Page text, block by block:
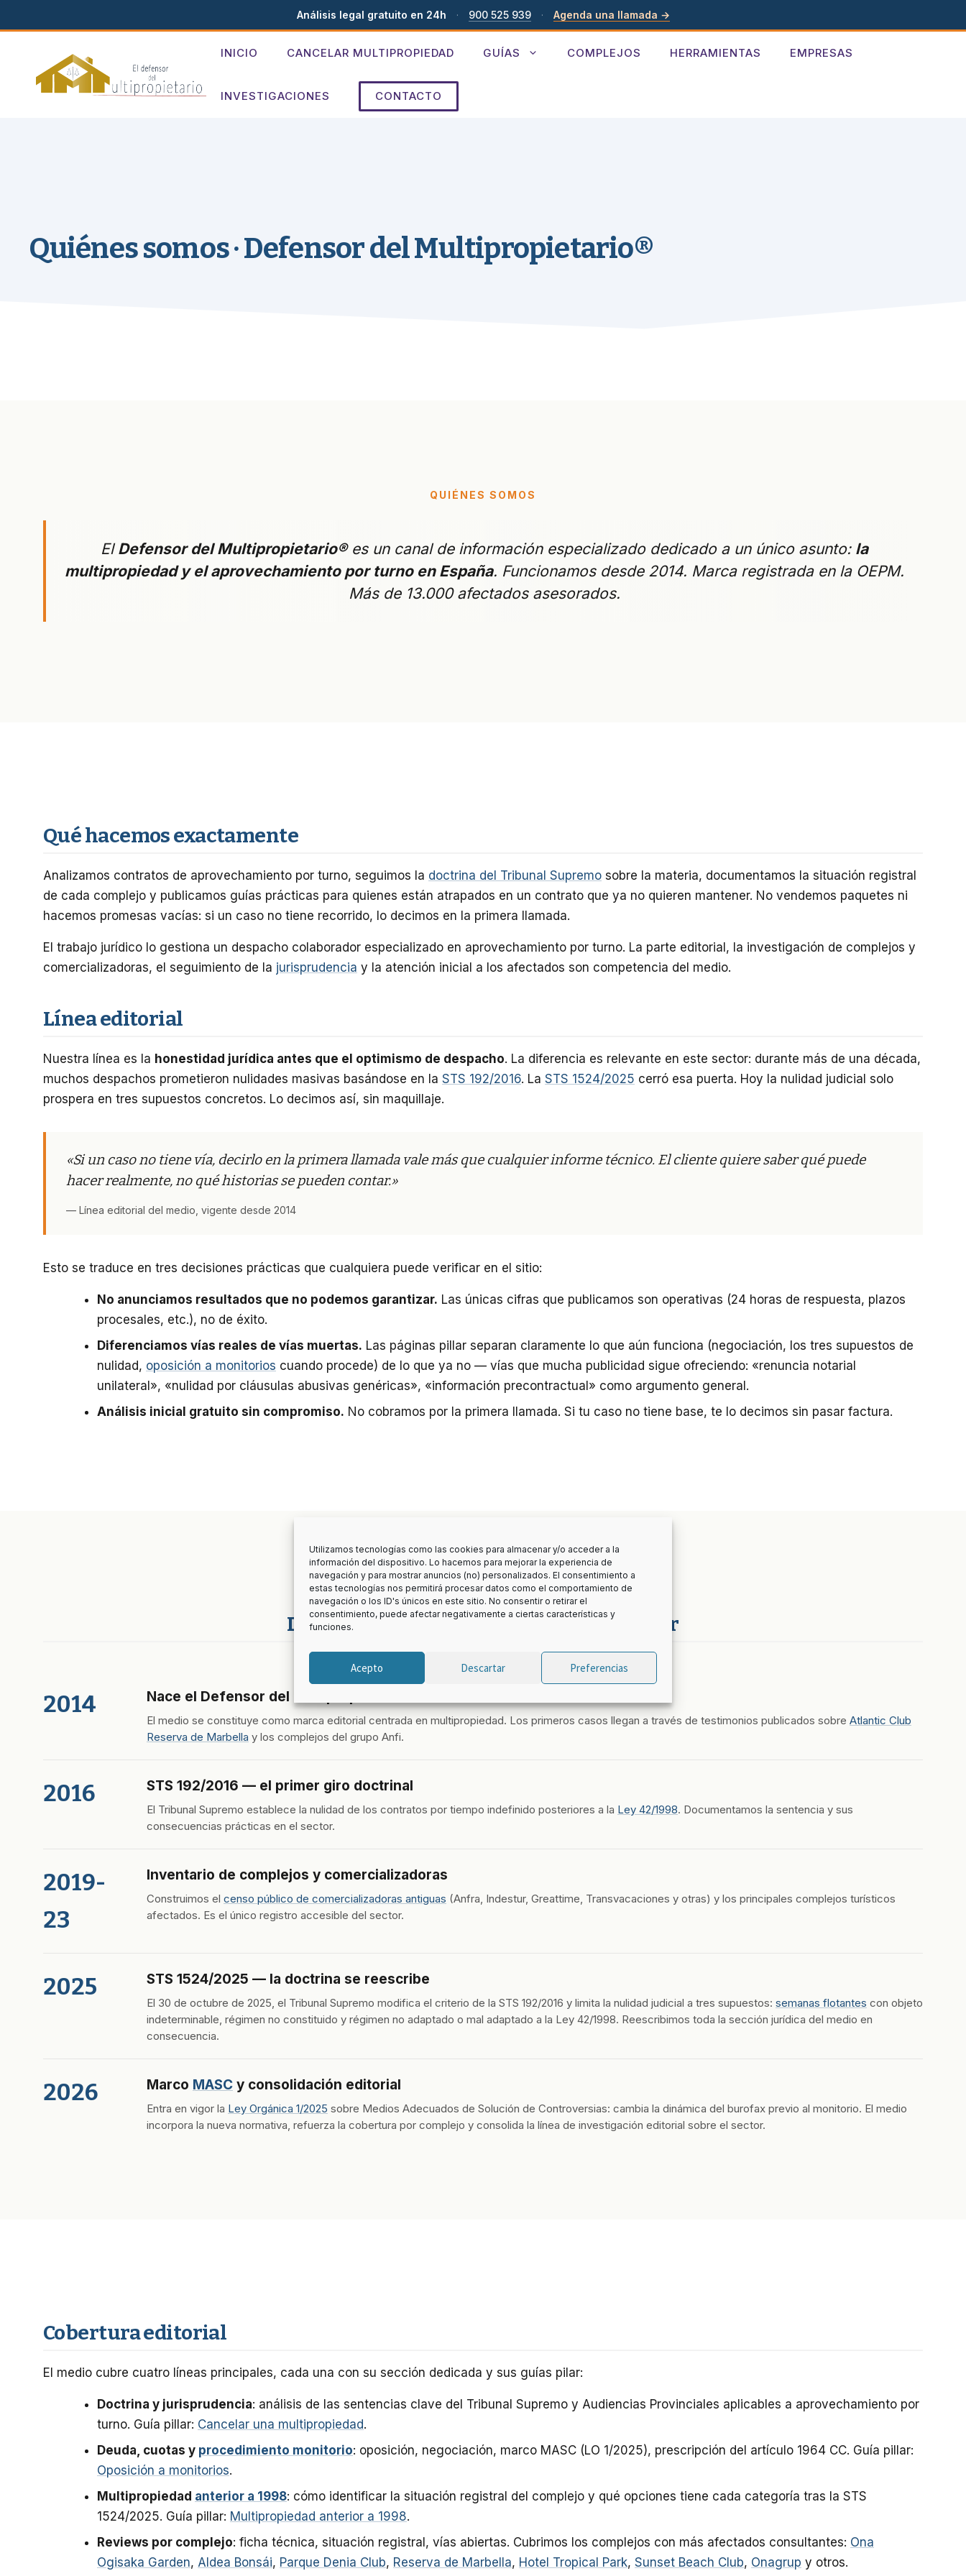
Utilizamos tecnologías como las cookies para almacenar y/o acceder a la
información del dispositivo. Lo hacemos para mejorar la experiencia de
navegación y para mostrar anuncios (no) personalizados. El consentimiento a
estas tecnologías nos permitirá procesar datos como el comportamiento de
navegación o los ID's únicos en este sitio. No consentir o retirar el
consentimiento, puede afectar negativamente a ciertas características y
funciones.
Acepto Descartar Preferencias
Análisis legal gratuito en 24h · 900 525 939 · Agenda una llamada →
contenido
INICIO CANCELAR MULTIPROPIEDAD GUÍAS COMPLEJOS HERRAMIENTAS EMPRESAS
INVESTIGACIONES CONTACTO
Quiénes somos · Defensor del Multipropietario®
QUIÉNES SOMOS
El Defensor del Multipropietario®es un canal de información especializado dedicado a un único asunto: la
multipropiedad y el aprovechamiento por turno en España. Funcionamos desde 2014. Marca registrada en la OEPM.
Más de 13.000 afectados asesorados.
Qué hacemos exactamente
Analizamos contratos de aprovechamiento por turno, seguimos la doctrina del Tribunal Supremo sobre la materia, documentamos la situación registral
de cada complejo y publicamos guías prácticas para quienes están atrapados en un contrato que ya no quieren mantener. No vendemos paquetes ni
hacemos promesas vacías: si un caso no tiene recorrido, lo decimos en la primera llamada.
El trabajo jurídico lo gestiona un despacho colaborador especializado en aprovechamiento por turno. La parte editorial, la investigación de complejos y
comercializadoras, el seguimiento de la jurisprudencia y la atención inicial a los afectados son competencia del medio.
Línea editorial
Nuestra línea es la honestidad jurídica antes que el optimismo de despacho. La diferencia es relevante en este sector: durante más de una década,
muchos despachos prometieron nulidades masivas basándose en la STS 192/2016. La STS 1524/2025 cerró esa puerta. Hoy la nulidad judicial solo
prospera en tres supuestos concretos. Lo decimos así, sin maquillaje.
«Si un caso no tiene vía, decirlo en la primera llamada vale más que cualquier informe técnico. El cliente quiere saber qué puede
hacer realmente, no qué historias se pueden contar.»
— Línea editorial del medio, vigente desde 2014
Esto se traduce en tres decisiones prácticas que cualquiera puede verificar en el sitio:
No anunciamos resultados que no podemos garantizar. Las únicas cifras que publicamos son operativas (24 horas de respuesta, plazos
procesales, etc.), no de éxito.
Diferenciamos vías reales de vías muertas. Las páginas pillar separan claramente lo que aún funciona (negociación, los tres supuestos de
nulidad, oposición a monitorios cuando procede) de lo que ya no — vías que mucha publicidad sigue ofreciendo: «renuncia notarial
unilateral», «nulidad por cláusulas abusivas genéricas», «información precontractual» como argumento general.
Análisis inicial gratuito sin compromiso. No cobramos por la primera llamada. Si tu caso no tiene base, te lo decimos sin pasar factura.
Desde 2014: doce años cubriendo el sector
2014 Nace el Defensor del Multipropietario®
El medio se constituye como marca editorial centrada en multipropiedad. Los primeros casos llegan a través de testimonios publicados sobre Atlantic Club
Reserva de Marbella y los complejos del grupo Anfi.
2016 STS 192/2016 — el primer giro doctrinal
El Tribunal Supremo establece la nulidad de los contratos por tiempo indefinido posteriores a la Ley 42/1998. Documentamos la sentencia y sus
consecuencias prácticas en el sector.
2019-
23
Inventario de complejos y comercializadoras
Construimos el censo público de comercializadoras antiguas (Anfra, Indestur, Greattime, Transvacaciones y otras) y los principales complejos turísticos
afectados. Es el único registro accesible del sector.
2025 STS 1524/2025 — la doctrina se reescribe
El 30 de octubre de 2025, el Tribunal Supremo modifica el criterio de la STS 192/2016 y limita la nulidad judicial a tres supuestos: semanas flotantes con objeto
indeterminable, régimen no constituido y régimen no adaptado o mal adaptado a la Ley 42/1998. Reescribimos toda la sección jurídica del medio en
consecuencia.
2026 Marco MASC y consolidación editorial
Entra en vigor la Ley Orgánica 1/2025 sobre Medios Adecuados de Solución de Controversias: cambia la dinámica del burofax previo al monitorio. El medio
incorpora la nueva normativa, refuerza la cobertura por complejo y consolida la línea de investigación editorial sobre el sector.
Cobertura editorial
El medio cubre cuatro líneas principales, cada una con su sección dedicada y sus guías pilar:
Doctrina y jurisprudencia: análisis de las sentencias clave del Tribunal Supremo y Audiencias Provinciales aplicables a aprovechamiento por
turno. Guía pillar: Cancelar una multipropiedad.
Deuda, cuotas y procedimiento monitorio: oposición, negociación, marco MASC (LO 1/2025), prescripción del artículo 1964 CC. Guía pillar:
Oposición a monitorios.
Multipropiedad anterior a 1998: cómo identificar la situación registral del complejo y qué opciones tiene cada categoría tras la STS
1524/2025. Guía pillar: Multipropiedad anterior a 1998.
Reviews por complejo: ficha técnica, situación registral, vías abiertas. Cubrimos los complejos con más afectados consultantes: Ona
Ogisaka Garden, Aldea Bonsái, Parque Denia Club, Reserva de Marbella, Hotel Tropical Park, Sunset Beach Club, Onagrup y otros.